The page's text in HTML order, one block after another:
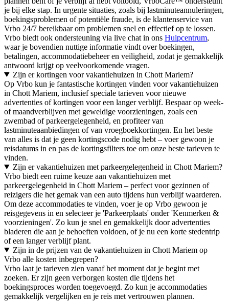
je bij elke stap. In urgente situaties, zoals bij lastminuteannuleringen,
boekingsproblemen of potentiële fraude, is de klantenservice van
Vrbo 24/7 bereikbaar om problemen snel en effectief op te lossen.
Vrbo biedt ook ondersteuning via live chat in ons Hulpcentrum,
waar je bovendien nuttige informatie vindt over boekingen,
betalingen, accommodatiebeheer en veiligheid, zodat je gemakkelijk
antwoord krijgt op veelvoorkomende vragen.
Zijn er kortingen voor vakantiehuizen in Chott Mariem?
Op Vrbo kun je fantastische kortingen vinden voor vakantiehuizen
in Chott Mariem, inclusief speciale tarieven voor nieuwe
advertenties of kortingen voor een langer verblijf. Bespaar op week-
of maandverblijven met geweldige voorzieningen, zoals een
zwembad of parkeergelegenheid, en profiteer van
lastminuteaanbiedingen of van vroegboekkortingen. En het beste
van alles is dat je geen kortingscode nodig hebt – voer gewoon je
reisdatums in en pas de kortingsfilters toe om onze beste tarieven te
vinden.
Zijn er vakantiehuizen met parkeergelegenheid in Chott Mariem?
Vrbo biedt een ruime keuze aan vakantiehuizen met
parkeergelegenheid in Chott Mariem – perfect voor gezinnen of
reizigers die het gemak van een auto tijdens hun verblijf waarderen.
Om deze accommodaties te vinden, voer je op Vrbo gewoon je
reisgegevens in en selecteer je 'Parkeerplaats' onder 'Kenmerken &
voorzieningen'. Zo kun je snel en gemakkelijk door advertenties
bladeren die aan je behoeften voldoen, of je nu een korte stedentrip
of een langer verblijf plant.
Zijn in de prijzen van de vakantiehuizen in Chott Mariem op
Vrbo alle kosten inbegrepen?
Vrbo laat je tarieven zien vanaf het moment dat je begint met
zoeken. Er zijn geen verborgen kosten die tijdens het
boekingsproces worden toegevoegd. Zo kun je accommodaties
gemakkelijk vergelijken en je reis met vertrouwen plannen.